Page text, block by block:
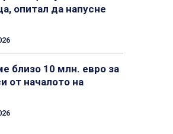
опитал да напусне
близо 10 млн. евро за
от началото на